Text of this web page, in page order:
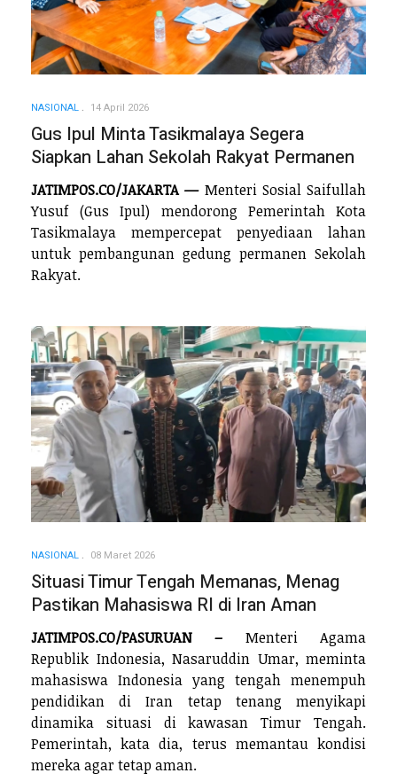
NASIONAL 14 April 2026
Gus Ipul Minta Tasikmalaya Segera
Siapkan Lahan Sekolah Rakyat Permanen
JATIMPOS.CO/JAKARTA —Menteri Sosial Saifullah
Yusuf (Gus Ipul) mendorong Pemerintah Kota
Tasikmalaya mempercepat penyediaan lahan
untuk pembangunan gedung permanen Sekolah
Rakyat.
NASIONAL 08 Maret 2026
Situasi Timur Tengah Memanas, Menag
Pastikan Mahasiswa RI di Iran Aman
JATIMPOS.CO/PASURUAN – Menteri Agama
Republik Indonesia, Nasaruddin Umar, meminta
mahasiswa Indonesia yang tengah menempuh
pendidikan di Iran tetap tenang menyikapi
dinamika situasi di kawasan Timur Tengah.
Pemerintah, kata dia, terus memantau kondisi
mereka agar tetap aman.